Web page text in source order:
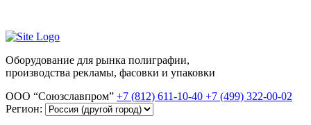
Оборудование для рынка полиграфии,
производства рекламы, фасовки и упаковки
ООО “Союзславпром” +7 (812) 611-10-40 +7 (499) 322-00-02
Регион: